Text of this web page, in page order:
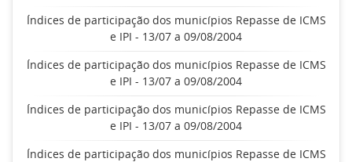
Índices de participação dos municípios Repasse de ICMS
e IPI - 13/07 a 09/08/2004
Índices de participação dos municípios Repasse de ICMS
e IPI - 13/07 a 09/08/2004
Índices de participação dos municípios Repasse de ICMS
e IPI - 13/07 a 09/08/2004
Índices de participação dos municípios Repasse de ICMS